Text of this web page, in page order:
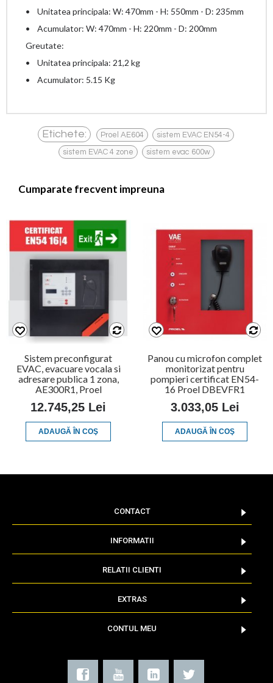
• Unitatea principala: W: 470mm - H: 550mm - D: 235mm
• Acumulator: W: 470mm - H: 220mm - D: 200mm
Greutate:
• Unitatea principala: 21,2 kg
• Acumulator: 5.15 Kg
Etichete: Proel AE604 , sistem EVAC EN54-4 ,
sistem EVAC 4 zone sistem evac 600w
Cumparate frecvent impreuna
Sistem preconfigurat
EVAC, evacuare vocala si
adresare publica 1 zona,
AE300R1, Proel
12.745,25 Lei
ADAUGĂ ÎN COŞ
Panou cu microfon complet
monitorizat pentru
pompieri certificat EN54-
16 Proel DBEVFR1
3.033,05 Lei
ADAUGĂ ÎN COŞ
CONTACT
INFORMATII
RELATII CLIENTI
EXTRAS
CONTUL MEU